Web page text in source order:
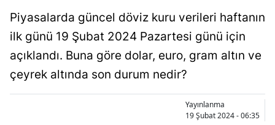
Piyasalarda güncel döviz kuru verileri haftanın
ilk günü 19 Şubat 2024 Pazartesi günü için
açıklandı. Buna göre dolar, euro, gram altın ve
çeyrek altında son durum nedir?
Yayınlanma
19 Şubat 2024 - 06:35